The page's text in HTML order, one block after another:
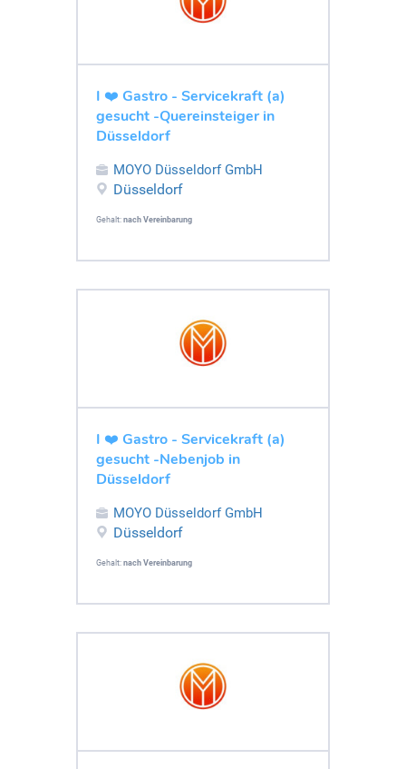
I ❤️ Gastro - Servicekraft (a)
gesucht -Quereinsteiger in
Düsseldorf
MOYO Düsseldorf GmbH
Düsseldorf
Gehalt: nach Vereinbarung
I ❤️ Gastro - Servicekraft (a)
gesucht -Nebenjob in
Düsseldorf
MOYO Düsseldorf GmbH
Düsseldorf
Gehalt: nach Vereinbarung